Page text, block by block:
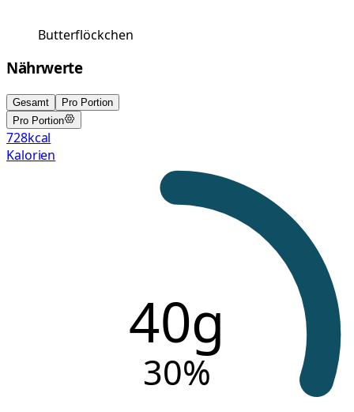
Butterflöckchen
Nährwerte
Gesamt
Pro Portion
Pro Portion
728kcal
Kalorien
40g
30%